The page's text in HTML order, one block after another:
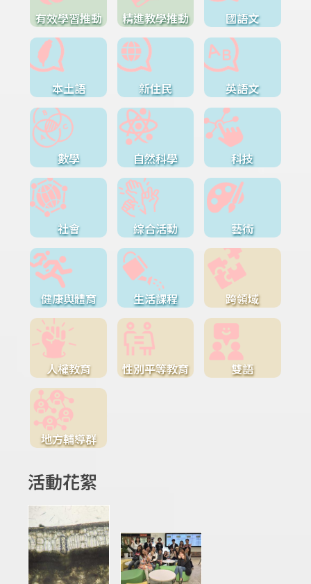
有效學習推動 精進教學推動 國語文
本土語 新住民 英語文
數學 自然科學 科技
社會 綜合活動 藝術
健康與體育 生活課程 跨領域
人權教育 性別平等教育 雙語
地方輔導群
活動花絮